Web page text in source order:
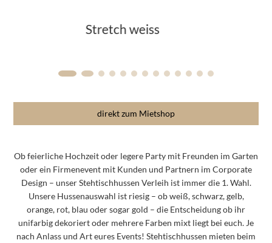
Polyester weiss
direkt zum Mietshop
Ob feierliche Hochzeit oder legere Party mit Freunden im Garten
oder ein Firmenevent mit Kunden und Partnern im Corporate
Design – unser Stehtischhussen Verleih ist immer die 1. Wahl.
Unsere Hussenauswahl ist riesig– ob weiß, schwarz, gelb,
orange, rot, blau oder sogar gold – die Entscheidung ob ihr
unifarbig dekoriert oder mehrere Farben mixt liegt bei euch. Je
nach Anlass und Art eures Events! Stehtischhussen mieten beim